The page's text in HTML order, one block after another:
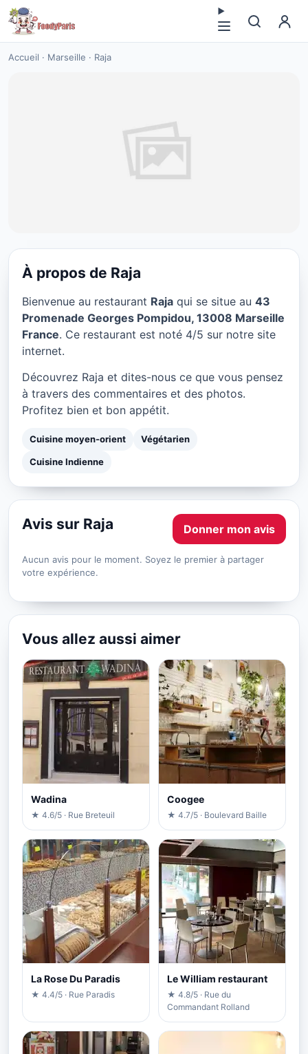
Accueil · Marseille · Raja
Raja à Marseille
★ 4/5
À propos de Raja
Bienvenue au restaurant Raja qui se situe au 43
Promenade Georges Pompidou, 13008 Marseille
France. Ce restaurant est noté 4/5 sur notre site
internet.
Découvrez Raja et dites-nous ce que vous pensez
à travers des commentaires et des photos.
Profitez bien et bon appétit.
Cuisine moyen-orient Végétarien
Cuisine Indienne
Avis sur Raja Donner mon avis
Aucun avis pour le moment. Soyez le premier à partager
votre expérience.
Vous allez aussi aimer
Wadina
★ 4.6/5 · Rue Breteuil
Coogee
★ 4.7/5 · Boulevard Baille
La Rose Du Paradis
★ 4.4/5 · Rue Paradis
Le William restaurant
★ 4.8/5 · Rue du
Commandant Rolland